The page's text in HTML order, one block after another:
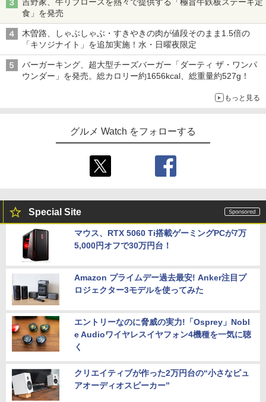
吉野家、牛リブロースを熱々で提供する「極旨牛鉄板ステーキ定
食」を発売
木曽路、しゃぶしゃぶ・すきやきの肉が値段そのまま1.5倍の
「キソジナイト」を追加実施！水・日曜夜限定
バーガーキング、超大型チーズバーガー「ダーティ ザ・ワンパ
ウンダー」を発売。総カロリー約1656kcal、総重量約527g！
もっと見る
グルメ Watch をフォローする
Special Site
マウス、RTX 5060 Ti搭載ゲーミングPCが7万
5,000円オフで30万円台！
Amazon プライムデー過去最安! Anker注目プ
ロジェクター3モデルを使ってみた
エントリーなのに脅威の実力!「Osprey」Nobl
e Audioワイヤレスイヤフォン4機種を一気に聴
く
クリエイティブが作った2万円台の“小さなピュ
アオーディオスピーカー”